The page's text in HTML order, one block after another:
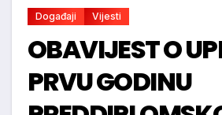
Događaji Vijesti
OBAVIJEST O
PRVU GODINU